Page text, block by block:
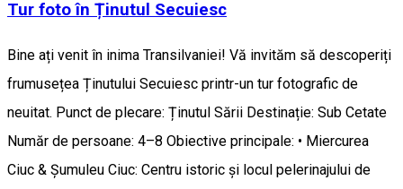
Tur foto în Ținutul Secuiesc
Bine ați venit în inima Transilvaniei! Vă invităm să descoperiți
frumusețea Ținutului Secuiesc printr-un tur fotografic de
neuitat. Punct de plecare: Ținutul Sării Destinație: Sub Cetate
Număr de persoane: 4–8 Obiective principale: • Miercurea
Ciuc & Șumuleu Ciuc: Centru istoric și locul pelerinajului de